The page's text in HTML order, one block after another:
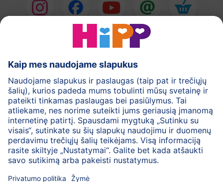
HiPP Pieno mišiniai
HiPP Kūdikių maistas
Odos priežiūra
Nėštumas
Privatumo politika
Bendrosios svetainės naudojimo taisyklės
Rekvizitai
Apie HiPP Kontaktai